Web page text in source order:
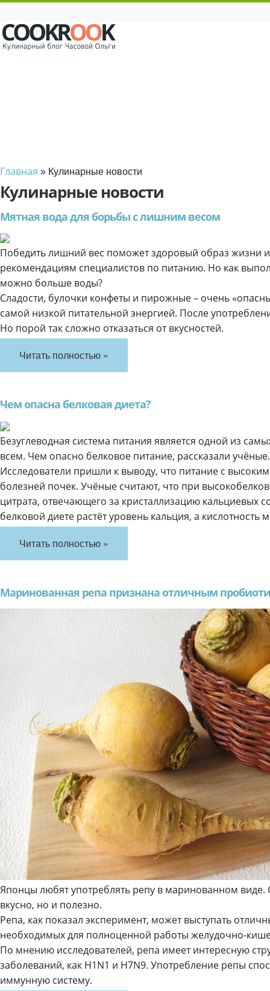
Главная » Кулинарные новости
Кулинарные новости
Мятная вода для борьбы с лишним весом
Победить лишний вес поможет здоровый образ жизни
рекомендациям специалистов по питанию. Но как
можно больше воды?
Сладости, булочки конфеты и пирожные – очень
самой низкой питательной энергией. После
Но порой так сложно отказаться от вкусностей.
Читать полностью »
Чем опасна белковая диета?
Безуглеводная система питания является одной из
всем. Чем опасно белковое питание, рассказали учёные.
Исследователи пришли к выводу, что питание с
болезней почек. Учёные считают, что при
цитрата, отвечающего за кристаллизацию
белковой диете растёт уровень кальция, а кислотность
Читать полностью »
Маринованная репа признана отличным
Японцы любят употреблять репу в маринованном
вкусно, но и полезно.
Репа, как показал эксперимент, может выступать
необходимых для полноценной работы желудочно-
По мнению исследователей, репа имеет интересную
заболеваний, как H1N1 и H7N9. Употребление репы
иммунную систему.